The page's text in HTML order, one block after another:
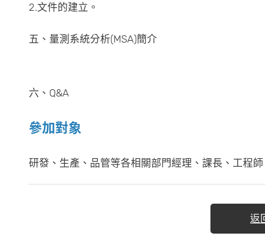
2.文件的建立。
五、量測系統分析(MSA)簡介
六、Q&A
參加對象
研發、生產、品管等各相關部門經理、課長、工程
返